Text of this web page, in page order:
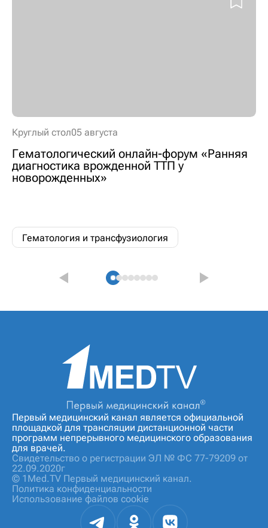
Круглый стол05 августа
Гематологический онлайн-форум «Ранняя
диагностика врожденной ТТП у
новорожденных»
Гематология и трансфузиология
Первый медицинский канал является официальной
площадкой для трансляции дистанционной части
программ непрерывного медицинского образования
для врачей.
Свидетельство о регистрации ЭЛ № ФС 77-79209 от
22.09.2020г
© 1Med.TV Первый медицинский канал.
Политика конфиденциальности
Использование файлов cookie